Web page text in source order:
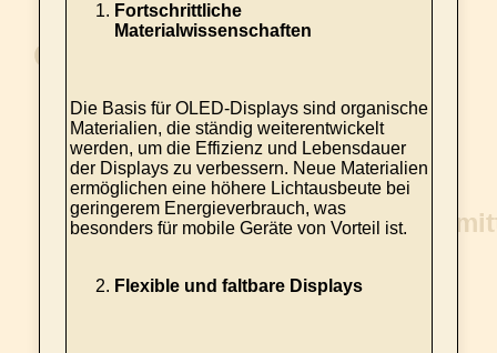
Fortschrittliche
Materialwissenschaften
Die Basis für OLED-Displays sind organische
Materialien, die ständig weiterentwickelt
werden, um die Effizienz und Lebensdauer
der Displays zu verbessern. Neue Materialien
ermöglichen eine höhere Lichtausbeute bei
geringerem Energieverbrauch, was
besonders für mobile Geräte von Vorteil ist.
Flexible und faltbare Displays